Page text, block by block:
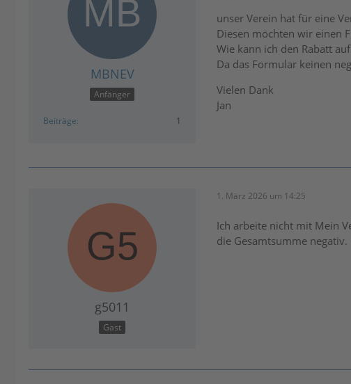
MBNEV
Anfänger
Beiträge 1
unser Verein hat für eine
Diesen möchten wir einen
Wie kann ich den Rabatt
Da das Formular keinen
Vielen Dank
Jan
g5011
Gast
1. März 2026 um 14:25
Ich arbeite nicht mit Mein
die Gesamtsumme negativ.